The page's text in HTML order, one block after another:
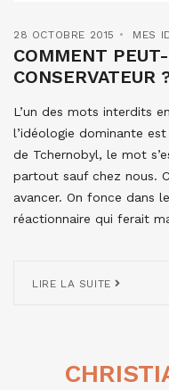
28 OCTOBRE 2015 MES
COMMENT
CONSERVATEUR
L’un des mots interdits
l’idéologie dominante
de Tchernobyl, le mot
partout sauf chez nous.
avancer. On fonce dans
réactionnaire qui ferait
LIRE LA SUITE